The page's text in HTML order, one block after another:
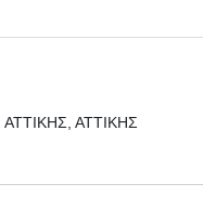
ΑΤΤΙΚΗΣ, ΑΤΤΙΚΗΣ